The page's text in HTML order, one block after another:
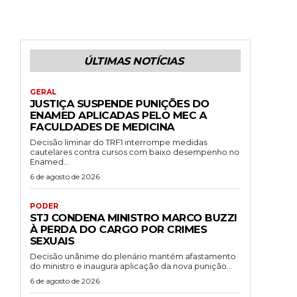
ÚLTIMAS NOTÍCIAS
GERAL
JUSTIÇA SUSPENDE PUNIÇÕES DO
ENAMED APLICADAS PELO MEC A
FACULDADES DE MEDICINA
Decisão liminar do TRF1 interrompe medidas
cautelares contra cursos com baixo desempenho no
Enamed...
6 de agosto de 2026
PODER
STJ CONDENA MINISTRO MARCO BUZZI
À PERDA DO CARGO POR CRIMES
SEXUAIS
Decisão unânime do plenário mantém afastamento
do ministro e inaugura aplicação da nova punição...
6 de agosto de 2026